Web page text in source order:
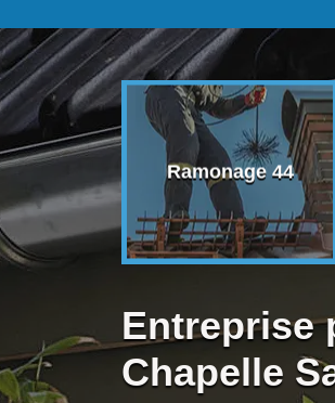
44 Ramonage 44
Entreprise
Chapelle